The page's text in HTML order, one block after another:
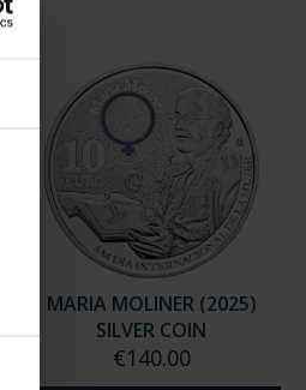
MARIA MOLINER (2025)
SILVER COIN
€140.00